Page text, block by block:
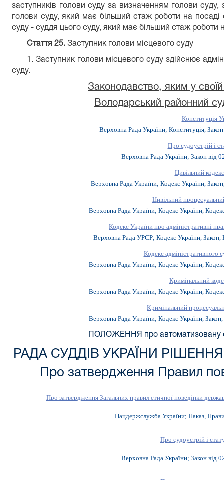
заступників голови суду за визначенням голови суду,
голови суду, який має більший стаж роботи на посаді
суду - суддя цього суду, який має більший стаж роботи
Стаття 25. Заступник голови місцевого суду
1. Заступник голови місцевого суду здійснює
суду.
Законодавство, яким у своїй
Володарський районний
Конституція
Верховна Рада України; Конституція,
Про судоустрій і
Верховна Рада України; Закон від
Цивільний
Верховна Рада України; Кодекс України,
Цивільний
Верховна Рада України; Кодекс України,
Кодекс України про адміністративні
Верховна Рада УРСР; Кодекс України, Закон,
Кодекс адміністративного
Верховна Рада України; Кодекс України,
Кримінальний
Верховна Рада України; Кодекс України,
Кримінальний
Верховна Рада України; Кодекс України,
ПОЛОЖЕННЯ про автоматизовану
РАДА СУДДІВ УКРАЇНИ РІШЕННЯ
Про затвердження Правил
Про затвердження Загальних правил етичної поведінки
Нацдержслужба України; Наказ,
Про судоустрій і
Верховна Рада України; Закон від